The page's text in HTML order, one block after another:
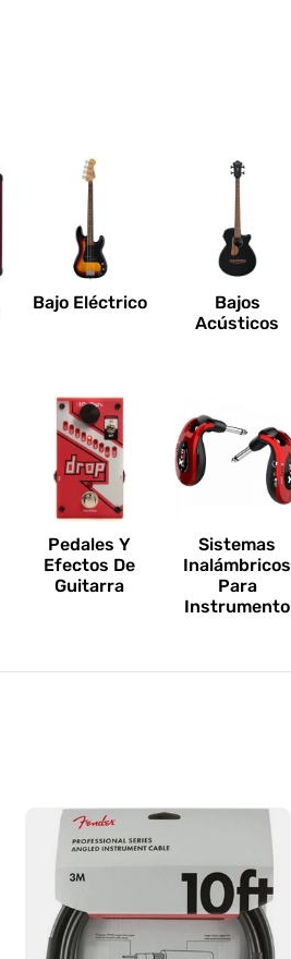
Bajo Eléctrico
Bajos
Acústicos
Pedales Y
Efectos De
Guitarra
Sistemas
Inalámbricos
Para
Instrumento